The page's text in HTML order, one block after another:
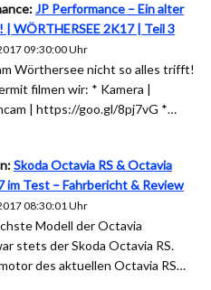
JP Performance – Ein alter
WÖRTHERSEE 2K17 | Teil 3
09:30:00 Uhr
Wörthersee nicht so alles trifft!
filmen wir: * Kamera |
| https://goo.gl/8pj7vG *…
Skoda Octavia RS & Octavia
im Test – Fahrbericht & Review
08:30:01 Uhr
Modell der Octavia
stets der Skoda Octavia RS.
des aktuellen Octavia RS…